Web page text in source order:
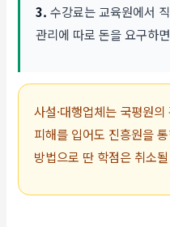
3. 수강료는 교육원에서
관리에 따로 돈을 요구하
사설·대행업체는 국평원
피해를 입어도 진흥원을
방법으로 딴 학점은 취소